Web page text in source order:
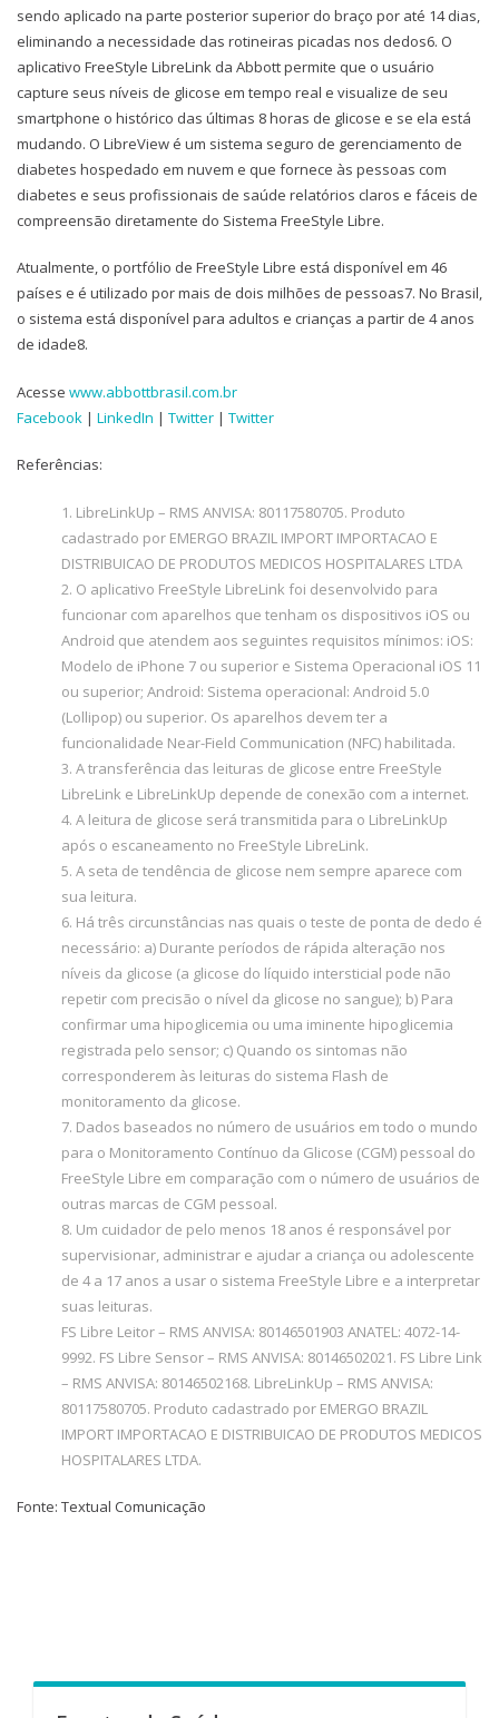
sendo aplicado na parte posterior superior do braço por até 14 dias,
eliminando a necessidade das rotineiras picadas nos dedos6. O
aplicativo FreeStyle LibreLink da Abbott permite que o usuário
capture seus níveis de glicose em tempo real e visualize de seu
smartphone o histórico das últimas 8 horas de glicose e se ela está
mudando. O LibreView é um sistema seguro de gerenciamento de
diabetes hospedado em nuvem e que fornece às pessoas com
diabetes e seus profissionais de saúde relatórios claros e fáceis de
compreensão diretamente do Sistema FreeStyle Libre.
Atualmente, o portfólio de FreeStyle Libre está disponível em 46
países e é utilizado por mais de dois milhões de pessoas7. No Brasil,
o sistema está disponível para adultos e crianças a partir de 4 anos
de idade8.
Acesse www.abbottbrasil.com.br
Facebook | LinkedIn | Twitter | Twitter
Referências:
1. LibreLinkUp – RMS ANVISA: 80117580705. Produto
cadastrado por EMERGO BRAZIL IMPORT IMPORTACAO E
DISTRIBUICAO DE PRODUTOS MEDICOS HOSPITALARES LTDA
2. O aplicativo FreeStyle LibreLink foi desenvolvido para
funcionar com aparelhos que tenham os dispositivos iOS ou
Android que atendem aos seguintes requisitos mínimos: iOS:
Modelo de iPhone 7 ou superior e Sistema Operacional iOS 11
ou superior; Android: Sistema operacional: Android 5.0
(Lollipop) ou superior. Os aparelhos devem ter a
funcionalidade Near-Field Communication (NFC) habilitada.
3. A transferência das leituras de glicose entre FreeStyle
LibreLink e LibreLinkUp depende de conexão com a internet.
4. A leitura de glicose será transmitida para o LibreLinkUp
após o escaneamento no FreeStyle LibreLink.
5. A seta de tendência de glicose nem sempre aparece com
sua leitura.
6. Há três circunstâncias nas quais o teste de ponta de dedo é
necessário: a) Durante períodos de rápida alteração nos
níveis da glicose (a glicose do líquido intersticial pode não
repetir com precisão o nível da glicose no sangue); b) Para
confirmar uma hipoglicemia ou uma iminente hipoglicemia
registrada pelo sensor; c) Quando os sintomas não
corresponderem às leituras do sistema Flash de
monitoramento da glicose.
7. Dados baseados no número de usuários em todo o mundo
para o Monitoramento Contínuo da Glicose (CGM) pessoal do
FreeStyle Libre em comparação com o número de usuários de
outras marcas de CGM pessoal.
8. Um cuidador de pelo menos 18 anos é responsável por
supervisionar, administrar e ajudar a criança ou adolescente
de 4 a 17 anos a usar o sistema FreeStyle Libre e a interpretar
suas leituras.
FS Libre Leitor – RMS ANVISA: 80146501903 ANATEL: 4072-14-
9992. FS Libre Sensor – RMS ANVISA: 80146502021. FS Libre Link
– RMS ANVISA: 80146502168. LibreLinkUp – RMS ANVISA:
80117580705. Produto cadastrado por EMERGO BRAZIL
IMPORT IMPORTACAO E DISTRIBUICAO DE PRODUTOS MEDICOS
HOSPITALARES LTDA.
Fonte: Textual Comunicação